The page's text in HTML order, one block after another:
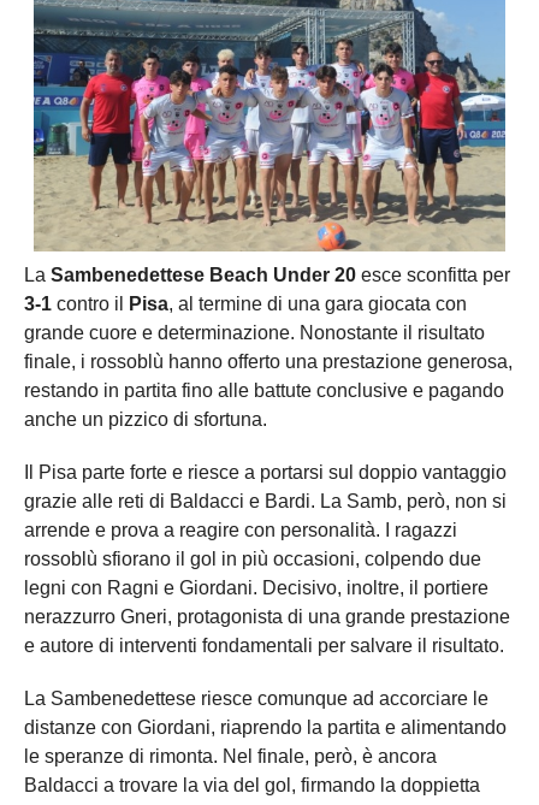
La Sambenedettese Beach Under 20 esce sconfitta per
3-1 contro il Pisa, al termine di una gara giocata con
grande cuore e determinazione. Nonostante il risultato
finale, i rossoblù hanno offerto una prestazione generosa,
restando in partita fino alle battute conclusive e pagando
anche un pizzico di sfortuna.
Il Pisa parte forte e riesce a portarsi sul doppio vantaggio
grazie alle reti di Baldacci e Bardi. La Samb, però, non si
arrende e prova a reagire con personalità. I ragazzi
rossoblù sfiorano il gol in più occasioni, colpendo due
legni con Ragni e Giordani. Decisivo, inoltre, il portiere
nerazzurro Gneri, protagonista di una grande prestazione
e autore di interventi fondamentali per salvare il risultato.
La Sambenedettese riesce comunque ad accorciare le
distanze con Giordani, riaprendo la partita e alimentando
le speranze di rimonta. Nel finale, però, è ancora
Baldacci a trovare la via del gol, firmando la doppietta